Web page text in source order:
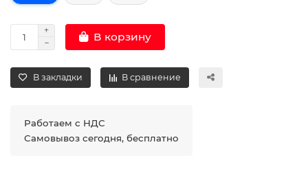
В корзину
В закладки В сравнение
Работаем с НДС
Самовывоз сегодня, бесплатно